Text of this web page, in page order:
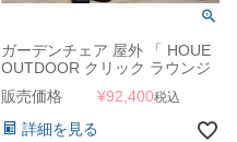
ガーデンチェア 屋外 「 HOUE
OUTDOOR クリック ラウンジ
チェア 」
販売価格 ¥92,400税込
詳細を見る